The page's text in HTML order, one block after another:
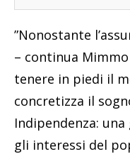
”Nonostante
– continua
tenere in piedi il
concretizza il
Indipendenza:
gli interessi del